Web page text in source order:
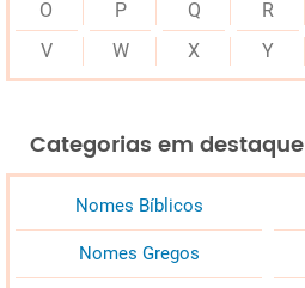
O
P Q R
V
W X Y
Categorias em destaque
Nomes Bíblicos
Nomes Gregos